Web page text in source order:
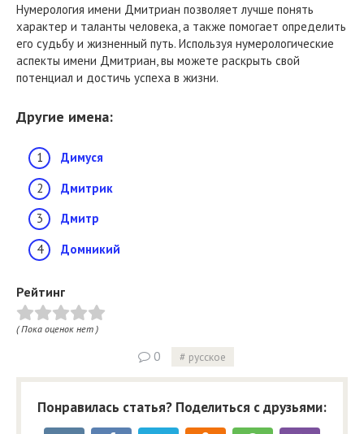
Нумерология имени Дмитриан позволяет лучше понять
характер и таланты человека, а также помогает определить
его судьбу и жизненный путь. Используя нумерологические
аспекты имени Дмитриан, вы можете раскрыть свой
потенциал и достичь успеха в жизни.
Другие имена:
Димуся
Дмитрик
Дмитр
Домникий
Рейтинг
( Пока оценок нет )
0 русское
Понравилась статья? Поделиться с друзьями: